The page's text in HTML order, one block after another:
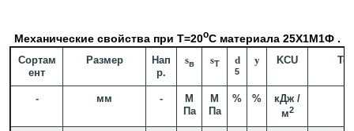
Механические свойства при Т=20oС материала 25Х1М1Ф .
Сортам
ент
Размер
Нап
р.
sв sT d
5
y KCU
- мм -
М
Па
М
Па
% %
кДж /
м2